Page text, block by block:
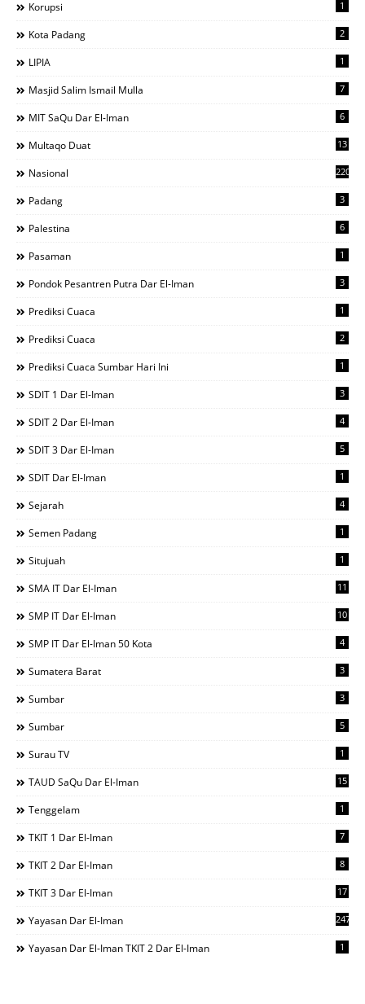
Korupsi 1
Kota Padang 2
LIPIA 1
Masjid Salim Ismail Mulla 7
MIT SaQu Dar El-Iman 6
Multaqo Duat 13
Nasional 220
Padang 3
Palestina 6
Pasaman 1
Pondok Pesantren Putra Dar El-Iman 3
Prediksi Cuaca 1
Prediksi Cuaca 2
Prediksi Cuaca Sumbar Hari Ini 1
SDIT 1 Dar El-Iman 3
SDIT 2 Dar El-Iman 4
SDIT 3 Dar El-Iman 5
SDIT Dar El-Iman 1
Sejarah 4
Semen Padang 1
Situjuah 1
SMA IT Dar El-Iman 11
SMP IT Dar El-Iman 10
SMP IT Dar El-Iman 50 Kota 4
Sumatera Barat 3
Sumbar 3
Sumbar 5
Surau TV 1
TAUD SaQu Dar El-Iman 15
Tenggelam 1
TKIT 1 Dar El-Iman 7
TKIT 2 Dar El-Iman 8
TKIT 3 Dar El-Iman 17
Yayasan Dar El-Iman 247
Yayasan Dar El-Iman TKIT 2 Dar El-Iman 1